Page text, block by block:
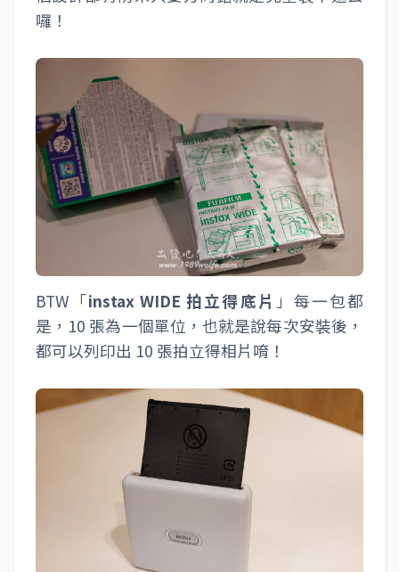
instax WIDE 拍立得底片
「instax WIDE 拍立得底片」安裝方式很簡
與機身的標記對準後就可以完美安裝上去，整
個設計都有防呆只要方向錯就是完全裝不進去